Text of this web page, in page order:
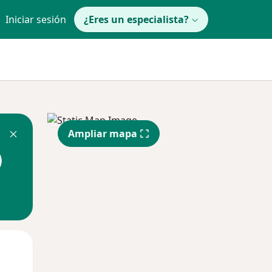
Iniciar sesión ¿Eres un especialista?
Ampliar mapa